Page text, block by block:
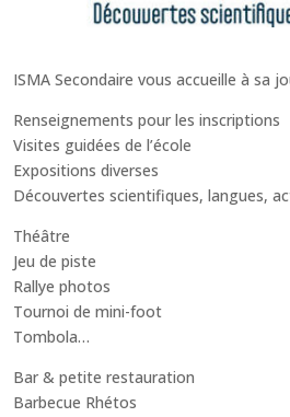
ISMA Secondaire vous accueille à sa
Renseignements pour les inscriptions
Visites guidées de l’école
Expositions diverses
Découvertes scientifiques, langues,
Théâtre
Jeu de piste
Rallye photos
Tournoi de mini-foot
Tombola…
Bar & petite restauration
Barbecue Rhétos